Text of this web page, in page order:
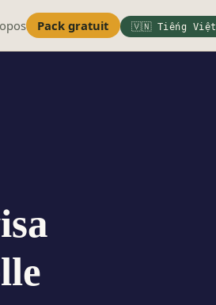
Pack gratuit 🇻🇳 Tiếng Việt